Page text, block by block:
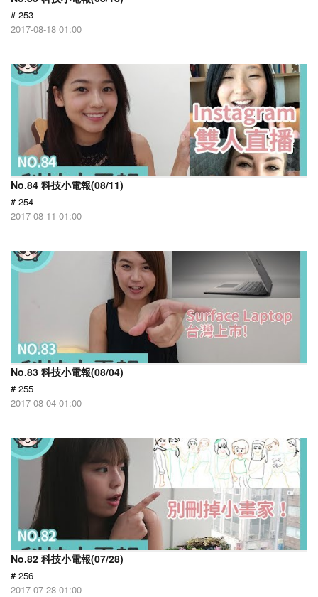
# 253
2017-08-18 01:00
No.84 科技小電報(08/11)
# 254
2017-08-11 01:00
No.83 科技小電報(08/04)
# 255
2017-08-04 01:00
No.82 科技小電報(07/28)
# 256
2017-07-28 01:00